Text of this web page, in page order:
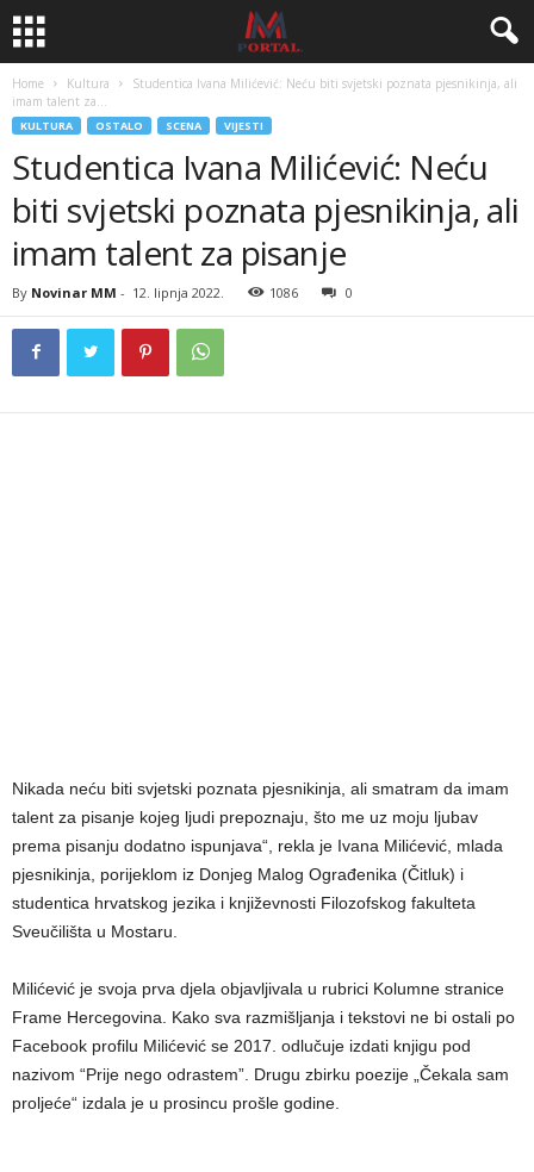
Home Kultura
Studentica Ivana Milićević: Neću biti svjetski poznata pjesnikinja, ali
imam talent za...
KULTURA OSTALO SCENA VIJESTI
Studentica Ivana Milićević: Neću
biti svjetski poznata pjesnikinja, ali
imam talent za pisanje
By Novinar MM - 12. lipnja 2022. 1086 0
Nikada neću biti svjetski poznata pjesnikinja, ali smatram da imam
talent za pisanje kojeg ljudi prepoznaju, što me uz moju ljubav
prema pisanju dodatno ispunjava“, rekla je Ivana Milićević, mlada
pjesnikinja, porijeklom iz Donjeg Malog Ograđenika (Čitluk) i
studentica hrvatskog jezika i književnosti Filozofskog fakulteta
Sveučilišta u Mostaru.
Milićević je svoja prva djela objavljivala u rubrici Kolumne stranice
Frame Hercegovina. Kako sva razmišljanja i tekstovi ne bi ostali po
Facebook profilu Milićević se 2017. odlučuje izdati knjigu pod
nazivom “Prije nego odrastem”. Drugu zbirku poezije „Čekala sam
proljeće“ izdala je u prosincu prošle godine.